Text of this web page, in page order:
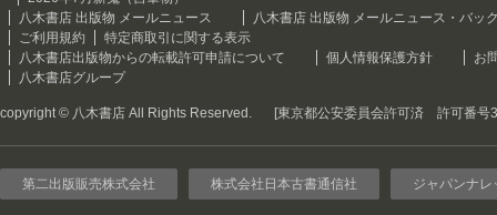
八木書店 出版物 メールニュース
八木書店 出版物 メールニュース・バッ
ご利用規約
特定商取引に関する表示
八木書店出版物からの転載許可申請について
個人情報保護方針
お
八木書店グループ
copyright © 八木書店 All Rights Reserved. [東京都公安委員会許可済 許可番号
第二出版販売株式会社 株式会社日本古書通信社 ジャパンナレ